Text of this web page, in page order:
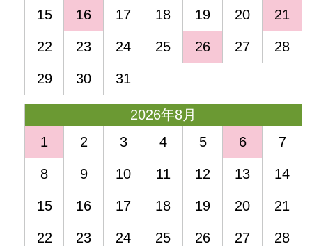
15 16 17 18 19 20 21
22 23 24 25 26 27 28
29 30 31
2026年8月
1
2 3 4 5 6 7
8 9 10 11 12 13 14
15 16 17 18 19 20 21
22 23 24 25 26 27 28